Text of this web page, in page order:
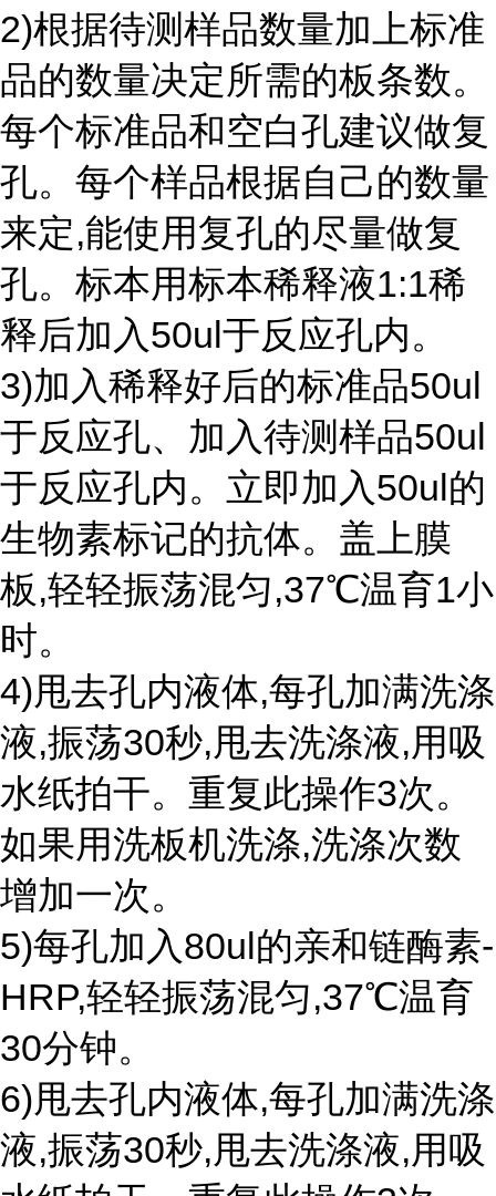
2)根据待测样品数量加上标准
品的数量决定所需的板条数。
每个标准品和空白孔建议做复
孔。每个样品根据自己的数量
来定,能使用复孔的尽量做复
孔。标本用标本稀释液1:1稀
释后加入50ul于反应孔内。
3)加入稀释好后的标准品50ul
于反应孔、加入待测样品50ul
于反应孔内。立即加入50ul的
生物素标记的抗体。盖上膜
板,轻轻振荡混匀,37℃温育1小
时。
4)甩去孔内液体,每孔加满洗涤
液,振荡30秒,甩去洗涤液,用吸
水纸拍干。重复此操作3次。
如果用洗板机洗涤,洗涤次数
增加一次。
5)每孔加入80ul的亲和链酶素-
HRP,轻轻振荡混匀,37℃温育
30分钟。
6)甩去孔内液体,每孔加满洗涤
液,振荡30秒,甩去洗涤液,用吸